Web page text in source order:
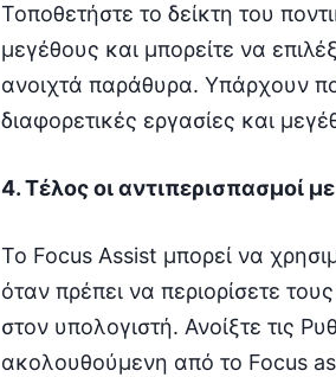
Τοποθετήστε το δείκτη του
μεγέθους και μπορείτε να
ανοιχτά παράθυρα. Υπάρχουν
διαφορετικές εργασίες και
4. Τέλος οι αντιπερισπασμοί
Το Focus Assist μπορεί να
όταν πρέπει να περιορίσετε
στον υπολογιστή. Ανοίξτε τις
ακολουθούμενη από το Focus